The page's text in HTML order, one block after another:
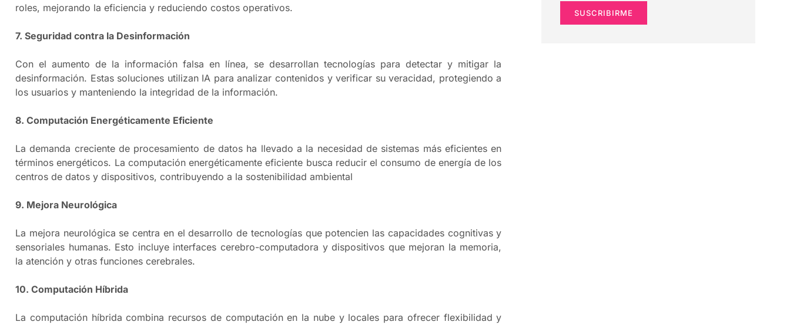
roles, mejorando la eficiencia y reduciendo costos operativos.
7. Seguridad contra la Desinformación
Con el aumento de la información falsa en línea, se desarrollan tecnologías para detectar y mitigar la
desinformación. Estas soluciones utilizan IA para analizar contenidos y verificar su veracidad, protegiendo a
los usuarios y manteniendo la integridad de la información. ​
8. Computación Energéticamente Eficiente
La demanda creciente de procesamiento de datos ha llevado a la necesidad de sistemas más eficientes en
términos energéticos. La computación energéticamente eficiente busca reducir el consumo de energía de los
centros de datos y dispositivos, contribuyendo a la sostenibilidad ambiental
9. Mejora Neurológica
La mejora neurológica se centra en el desarrollo de tecnologías que potencien las capacidades cognitivas y
sensoriales humanas. Esto incluye interfaces cerebro-computadora y dispositivos que mejoran la memoria,
la atención y otras funciones cerebrales.
10. Computación Híbrida
La computación híbrida combina recursos de computación en la nube y locales para ofrecer flexibilidad y
SUSCRIBIRME